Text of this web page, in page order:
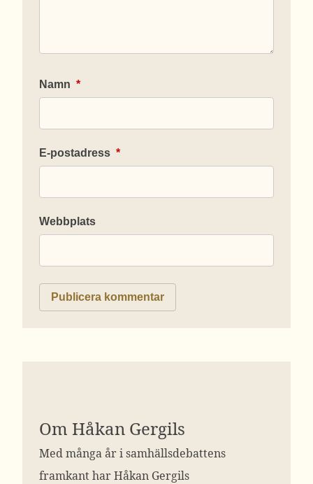
Namn *
E-postadress *
Webbplats
Om Håkan Gergils
Med många år i samhällsdebattens
framkant har Håkan Gergils